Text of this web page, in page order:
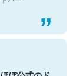
ぼ公式のド